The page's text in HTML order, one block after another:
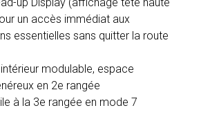
un accès immédiat aux
essentielles sans quitter la route
modulable, espace
en 2e rangée
à la 3e rangée en mode 7